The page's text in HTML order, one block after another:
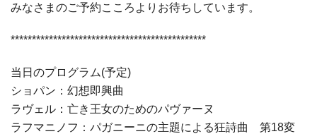
みなさまのご予約こころよりお待ちしています。
**********************************************
当日のプログラム(予定)
ショパン：幻想即興曲
ラヴェル：亡き王女のためのパヴァーヌ
ラフマニノフ：パガニーニの主題による狂詩曲 第18変